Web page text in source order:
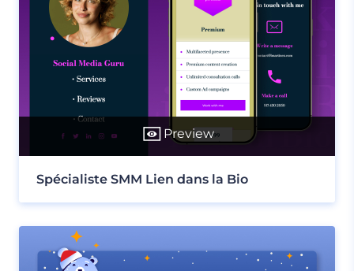
Preview
Spécialiste SMM Lien dans la Bio